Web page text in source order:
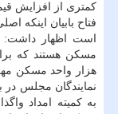
كمتری از افزایش
فتاح بابیان اینكه
هزار واحد مسكن
به كمیته امداد